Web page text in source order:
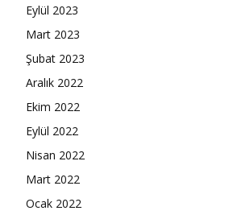
Eylül 2023
Mart 2023
Şubat 2023
Aralık 2022
Ekim 2022
Eylül 2022
Nisan 2022
Mart 2022
Ocak 2022